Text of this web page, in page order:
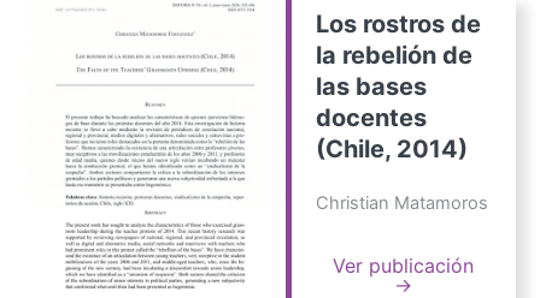
Los rostros de
la rebelión de
las bases
docentes
(Chile, 2014)
Christian Matamoros
Ver publicación
→